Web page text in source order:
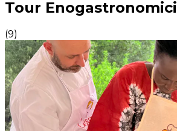
Tour Enogastronomici
(9)